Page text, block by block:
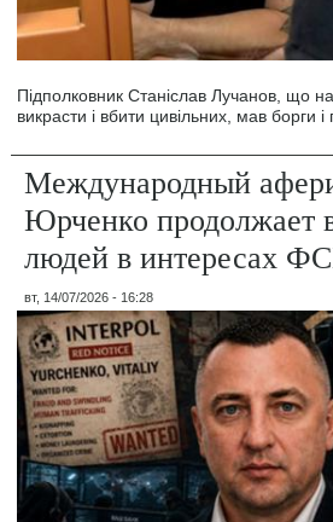
Підполковник Станіслав Лучанов, що
викрасти і вбити цивільних, мав борги
Международный
Юрченко продолжает
людей в интересах
вт, 14/07/2026 - 16:28